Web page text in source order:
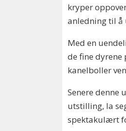
kryper
anledning til
Med en
de fine dyrene
kanelboller
Senere denne
utstilling, la
spektakulært